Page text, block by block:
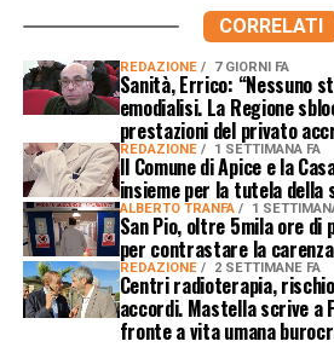
CORRELATI
REDAZIONE 7 GIORNI FA
Sanità, Errico: “Nessuno
emodialisi. La Regione
prestazioni del privato
REDAZIONE 1 SETTIMANA FA
Il Comune di Apice e la
insieme per la tutela
ALBERTO TRANFA 1
San Pio, oltre 5mila ore
per contrastare la
REDAZIONE 2 SETTIMANE FA
Centri radioterapia,
accordi. Mastella scrive a
fronte a vita umana